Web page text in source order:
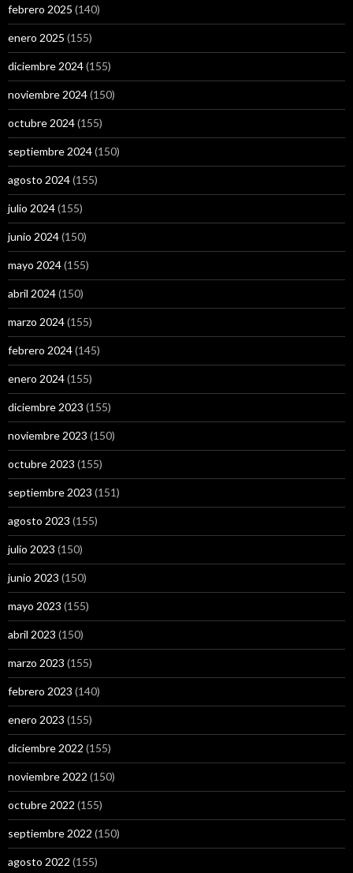
febrero 2025 (140)
enero 2025 (155)
diciembre 2024(155)
noviembre 2024(150)
octubre 2024(155)
septiembre 2024(150)
agosto 2024(155)
julio 2024(155)
junio 2024(150)
mayo 2024(155)
abril 2024(150)
marzo 2024(155)
febrero 2024(145)
enero 2024(155)
diciembre 2023 (155)
noviembre 2023 (150)
octubre 2023 (155)
septiembre 2023 (151)
agosto 2023 (155)
julio 2023 (150)
junio 2023 (150)
mayo 2023 (155)
abril 2023 (150)
marzo 2023 (155)
febrero 2023 (140)
enero 2023 (155)
diciembre 2022 (155)
noviembre 2022 (150)
octubre 2022 (155)
septiembre 2022 (150)
agosto 2022 (155)